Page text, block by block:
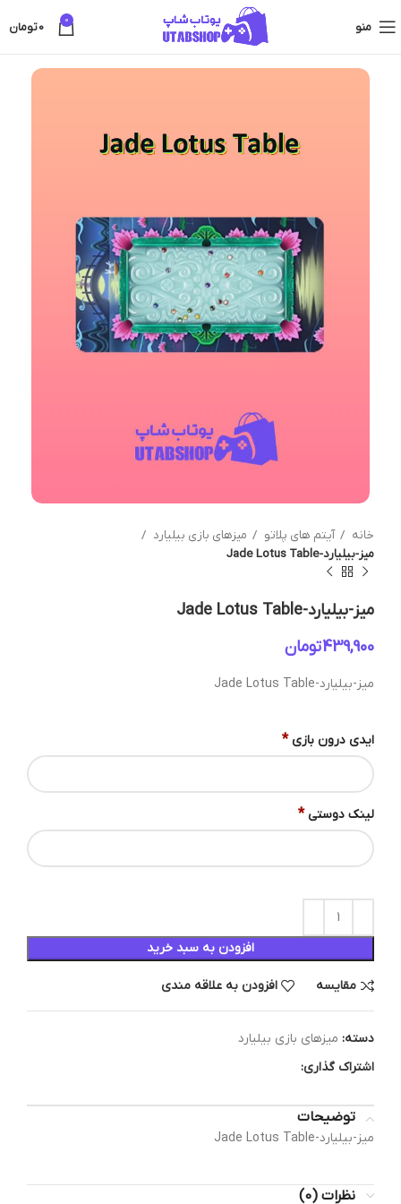
منو 0
0تومان
خانه آیتم های پلاتو
میزهای بازی بیلیارد
میز-بیلیارد-Jade Lotus Table
میز-بیلیارد-Jade Lotus Table
تومان
میز-بیلیارد-Jade Lotus Table
ایدی درون بازی *
لینک دوستی *
افزودن به سبد خرید
مقایسه افزودن به علاقه مندی
دسته: میزهای بازی بیلیارد
اشتراک گذاری:
توضیحات
میز-بیلیارد-Jade Lotus Table
نظرات (0)